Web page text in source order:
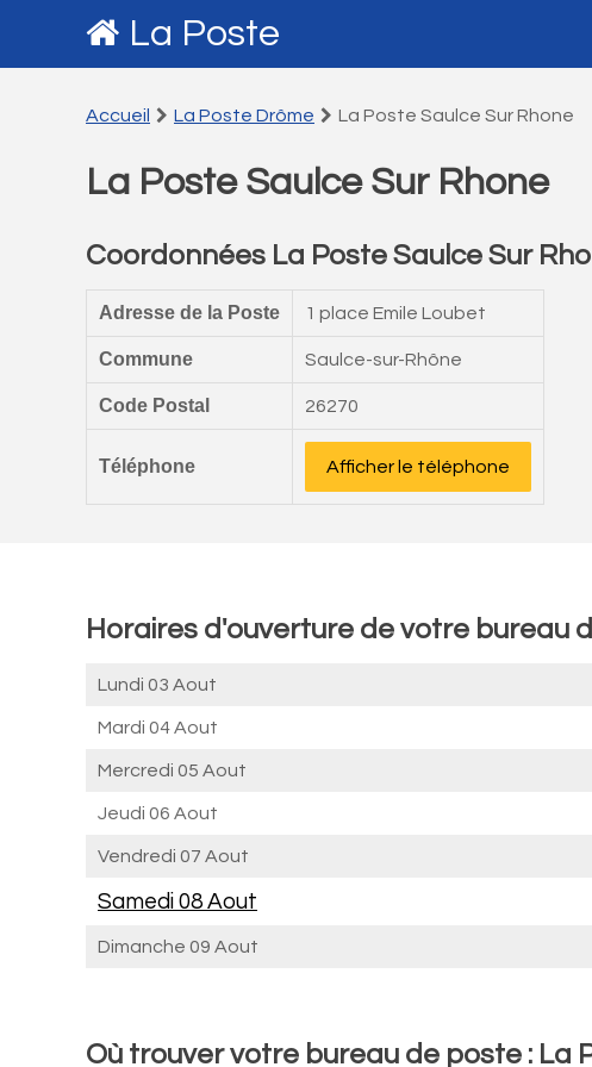
La Poste
Accueil La Poste Drôme La Poste Saulce Sur Rhone
La Poste Saulce Sur Rhone
Coordonnées La Poste Saulce Sur
Adresse de la Poste 1 place Emile Loubet
Commune Saulce-sur-Rhône
Code Postal 26270
Téléphone Afficher le téléphone
Horaires d'ouverture de votre bureau
Lundi 03 Aout
Mardi 04 Aout
Mercredi 05 Aout
Jeudi 06 Aout
Vendredi 07 Aout
Samedi 08 Aout
Dimanche 09 Aout
Où trouver votre bureau de poste : La